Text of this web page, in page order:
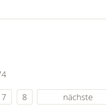
7 8 nächste